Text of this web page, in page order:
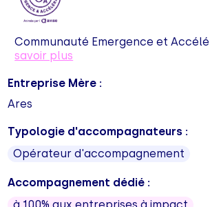
Communauté Emergence et
savoir plus
Entreprise Mère :
Ares
Typologie d'accompagnateurs :
Opérateur d'accompagnement
Accompagnement dédié :